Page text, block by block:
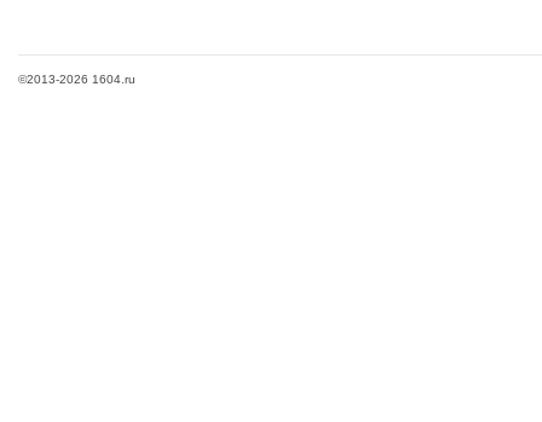
©2013-2026 1604.ru